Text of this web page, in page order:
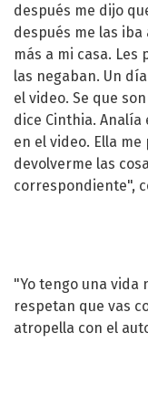
después me dijo
después me las
más a mi casa. Les
las negaban. Un
el video. Se que
dice Cinthia. Analía
en el video. Ella
devolverme las
correspondiente",
"Yo tengo una vida
respetan que vas
atropella con el